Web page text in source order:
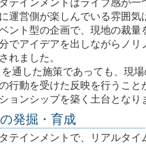
テインメントはライブ感が一
運営側が楽しんでいる雰囲
ント型の企画で、現地の裁
でアイデアを出しながらノ
れました。
を通した施策であっても、現
行動を受けた反映を行うこ
ョンシップを築く土台となり
発掘・育成
テインメントで、リアルタ